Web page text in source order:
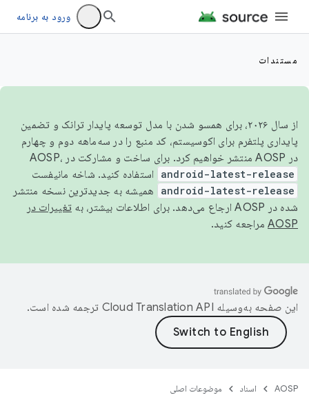
ورود به برنامه
مستندات
از سال ۲۰۲۶، برای همسو شدن با مدل توسعه پایدار ترانک و تضمین
پایداری پلتفرم برای اکوسیستم، کد منبع را در سه‌ماهه دوم و چهارم
در AOSP منتشر خواهیم کرد. برای ساخت و مشارکت در AOSP،
android-latest-release استفاده کنید. شاخه مانیفست
android-latest-release
همیشه به جدیدترین نسخه منتشر
شده در AOSP ارجاع می‌دهد. برای اطلاعات بیشتر، به
تغییرات در
AOSP مراجعه کنید.
این صفحه به‌وسیله ترجمه شده است.
AOSP اسناد موضوعات اصلی